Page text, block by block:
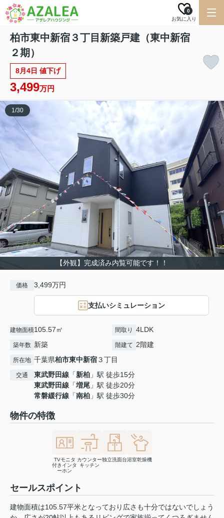
お気に入り
0
柏市東中新宿３丁目新築戸建（東中新宿
２期）
8月4日 値下げ
3,499万円
【外観】完成済み内覧可能です！！
1/30
価格 3,499万円
支払いシミュレーション
建物面積105.57㎡ 間取り 4LDK
築年数 新築 階建て 2階建
所在地 千葉県柏市東中新宿３丁目
交通 東武野田線 「新柏 」駅 徒歩15分
東武野田線 「増尾 」駅 徒歩20分
常磐緩行線 「南柏 」駅 徒歩30分
物件の特徴
TVモニタ
付きインタ
ーホン
カウンター
キッチン
独立洗面台浴室乾燥機
セールスポイント
建物面積は105.57平米となっており広さも十分ではないでしょう